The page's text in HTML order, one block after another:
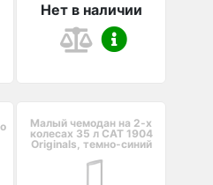
Нет в наличии
Малый чемодан на 2-х
колесах 35 л CAT 1904
Originals, темно-синий